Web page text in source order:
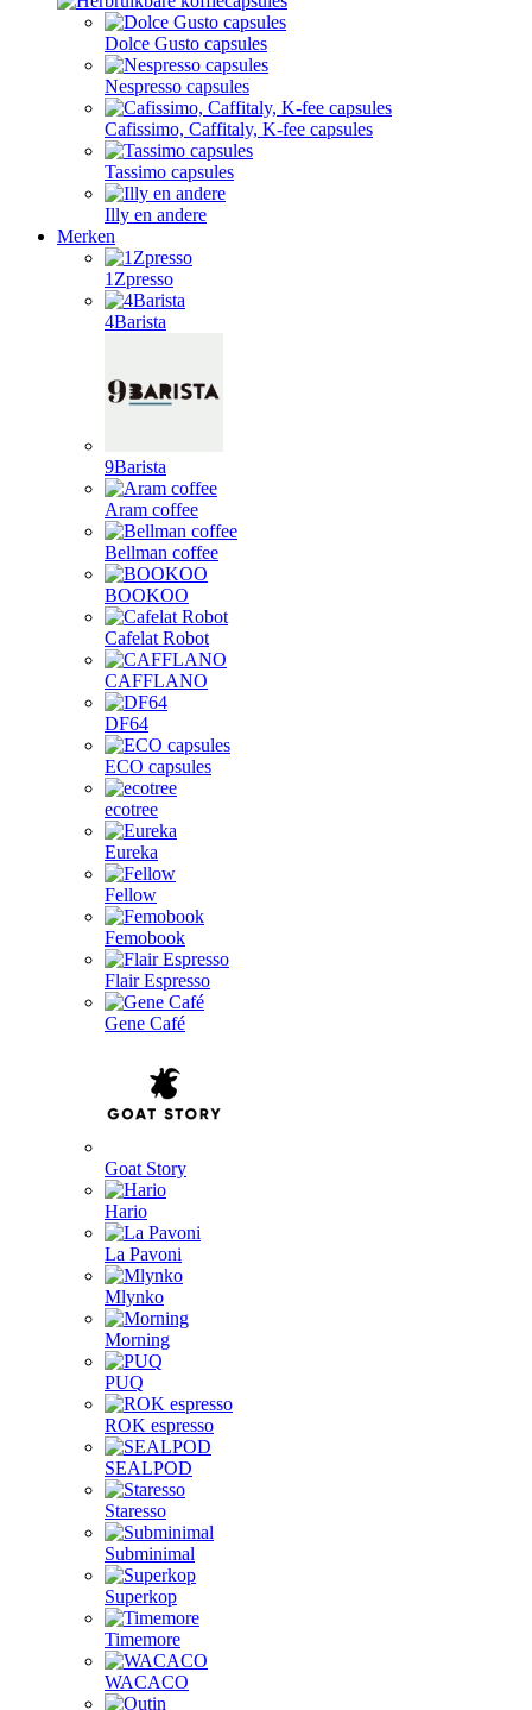
Dolce Gusto capsules
Nespresso capsules
Cafissimo, Caffitaly, K-fee capsules
Tassimo capsules
Illy en andere
Merken
1Zpresso
4Barista
9Barista
Aram coffee
Bellman coffee
BOOKOO
Cafelat Robot
CAFFLANO
DF64
ECO capsules
ecotree
Eureka
Fellow
Femobook
Flair Espresso
Gene Café
Goat Story
Hario
La Pavoni
Mlynko
Morning
PUQ
ROK espresso
SEALPOD
Staresso
Subminimal
Superkop
Timemore
WACACO